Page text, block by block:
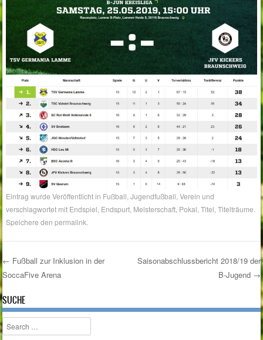
Eintrag wurde Veröffentlicht in Fußball ,Jugendfußball ,Verein und
verschlagwortet mit Endspiel Endspurt Meisterschaft Pokal ,Titel ,Titelträume
Speichere denpermalink
Post navigation
← Fußball zur Inklusion in der
SoccaFive Arena
Saisonabschlussbericht 2018/19 der
B-Jugend →
SUCHE
Search